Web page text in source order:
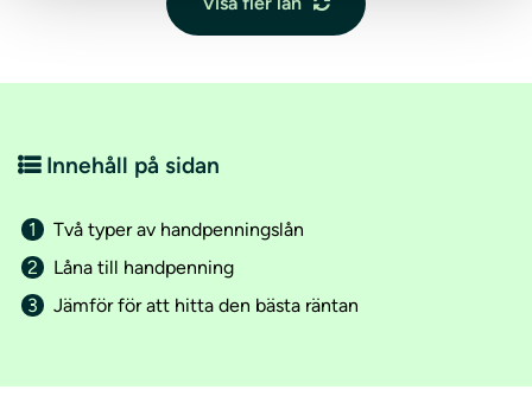
Innehåll på sidan
Två typer av handpenningslån
Låna till handpenning
Jämför för att hitta den bästa räntan